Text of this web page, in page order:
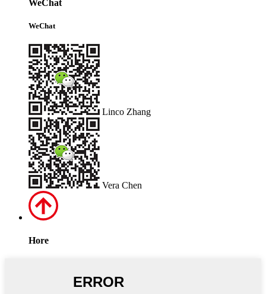
WeChat
WeChat
Linco Zhang
Vera Chen
Hore